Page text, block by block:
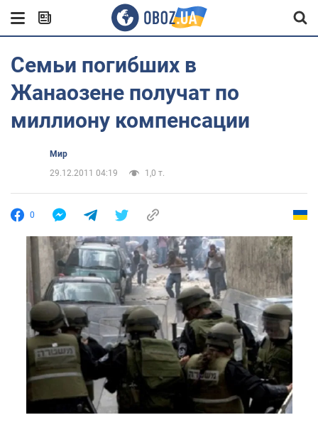
Семьи погибших в
Жанаозене получат по
миллиону компенсации
Мир
29.12.2011 04:19
1,0 т.
0